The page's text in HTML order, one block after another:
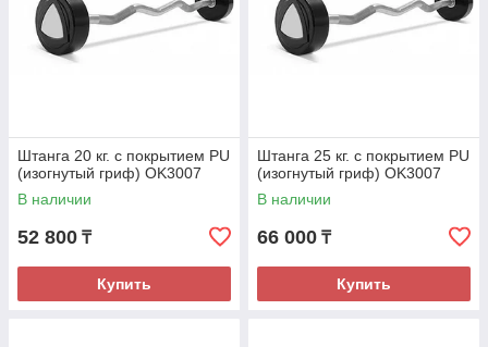
Штанга 20 кг. с покрытием PU
(изогнутый гриф) OK3007
В наличии
52 800 ₸
Купить
Штанга 25 кг. с покрытием PU
(изогнутый гриф) OK3007
В наличии
66 000 ₸
Купить